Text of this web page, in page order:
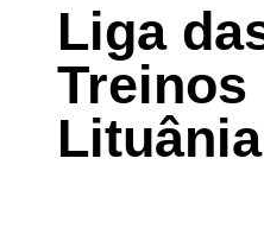
Liga
Treinos
Lituânia